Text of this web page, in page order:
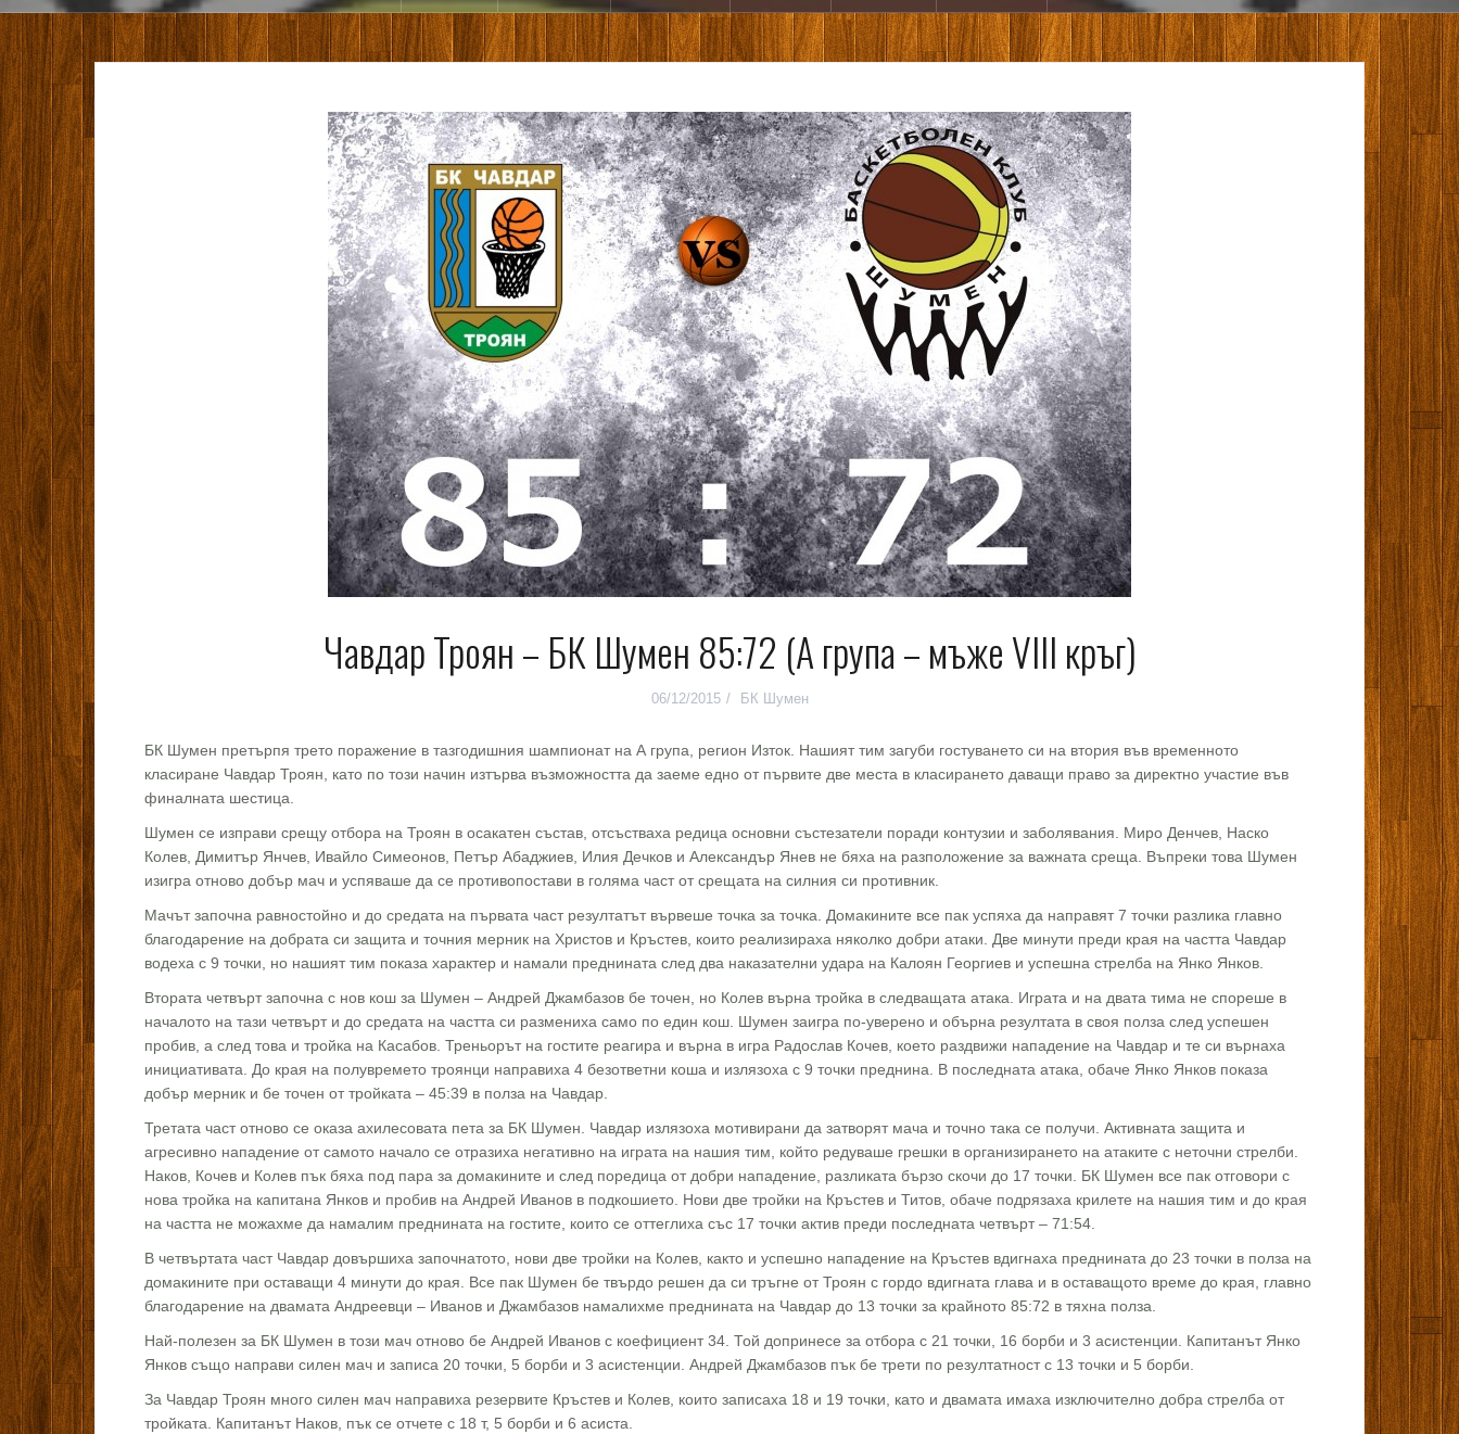
Чавдар Троян – БК Шумен 85:72 (А група – мъже VIII кръг)
06/12/2015 БК Шумен
БК Шумен претърпя трето поражение в тазгодишния шампионат на А група, регион Изток. Нашият тим загуби гостуването си на втория във временното
класиране Чавдар Троян, като по този начин изтърва възможността да заеме едно от първите две места в класирането даващи право за директно участие във
финалната шестица.
Шумен се изправи срещу отбора на Троян в осакатен състав, отсъстваха редица основни състезатели поради контузии и заболявания. Миро Денчев, Наско
Колев, Димитър Янчев, Ивайло Симеонов, Петър Абаджиев, Илия Дечков и Александър Янев не бяха на разположение за важната среща. Въпреки това Шумен
изигра отново добър мач и успяваше да се противопостави в голяма част от срещата на силния си противник.
Мачът започна равностойно и до средата на първата част резултатът вървеше точка за точка. Домакините все пак успяха да направят 7 точки разлика главно
благодарение на добрата си защита и точния мерник на Христов и Кръстев, които реализираха няколко добри атаки. Две минути преди края на частта Чавдар
водеха с 9 точки, но нашият тим показа характер и намали преднината след два наказателни удара на Калоян Георгиев и успешна стрелба на Янко Янков.
Втората четвърт започна с нов кош за Шумен – Андрей Джамбазов бе точен, но Колев върна тройка в следващата атака. Играта и на двата тима не спореше в
началото на тази четвърт и до средата на частта си размениха само по един кош. Шумен заигра по-уверено и обърна резултата в своя полза след успешен
пробив, а след това и тройка на Касабов. Треньорът на гостите реагира и върна в игра Радослав Кочев, което раздвижи нападение на Чавдар и те си върнаха
инициативата. До края на полувремето троянци направиха 4 безответни коша и излязоха с 9 точки преднина. В последната атака, обаче Янко Янков показа
добър мерник и бе точен от тройката – 45:39 в полза на Чавдар.
Третата част отново се оказа ахилесовата пета за БК Шумен. Чавдар излязоха мотивирани да затворят мача и точно така се получи. Активната защита и
агресивно нападение от самото начало се отразиха негативно на играта на нашия тим, който редуваше грешки в организирането на атаките с неточни стрелби.
Наков, Кочев и Колев пък бяха под пара за домакините и след поредица от добри нападение, разликата бързо скочи до 17 точки. БК Шумен все пак отговори с
нова тройка на капитана Янков и пробив на Андрей Иванов в подкошието. Нови две тройки на Кръстев и Титов, обаче подрязаха крилете на нашия тим и до края
на частта не можахме да намалим преднината на гостите, които се оттеглиха със 17 точки актив преди последната четвърт – 71:54.
В четвъртата част Чавдар довършиха започнатото, нови две тройки на Колев, както и успешно нападение на Кръстев вдигнаха преднината до 23 точки в полза на
домакините при оставащи 4 минути до края. Все пак Шумен бе твърдо решен да си тръгне от Троян с гордо вдигната глава и в оставащото време до края, главно
благодарение на двамата Андреевци – Иванов и Джамбазов намалихме преднината на Чавдар до 13 точки за крайното 85:72 в тяхна полза.
Най-полезен за БК Шумен в този мач отново бе Андрей Иванов с коефициент 34. Той допринесе за отбора с 21 точки, 16 борби и 3 асистенции. Капитанът Янко
Янков също направи силен мач и записа 20 точки, 5 борби и 3 асистенции. Андрей Джамбазов пък бе трети по резултатност с 13 точки и 5 борби.
За Чавдар Троян много силен мач направиха резервите Кръстев и Колев, които записаха 18 и 19 точки, като и двамата имаха изключително добра стрелба от
тройката. Капитанът Наков, пък се отчете с 18 т, 5 борби и 6 асиста.